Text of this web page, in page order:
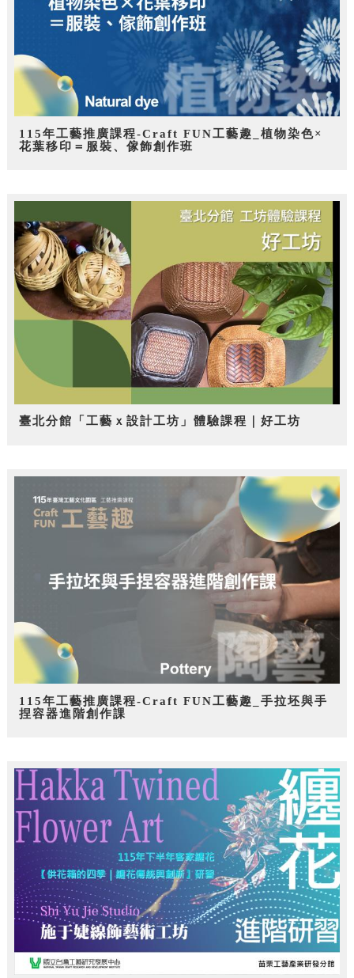
115年工藝推廣課程-Craft FUN工藝趣_植物染色×
花葉移印＝服裝、傢飾創作班
臺北分館「工藝ｘ設計工坊」體驗課程｜好工坊
115年工藝推廣課程-Craft FUN工藝趣_手拉坯與手
捏容器進階創作課